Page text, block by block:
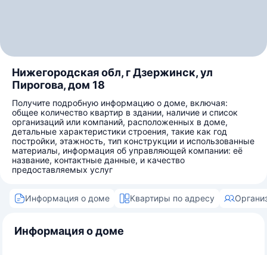
Нижегородская обл, г Дзержинск, ул
Пирогова, дом 18
Получите подробную информацию о доме, включая:
общее количество квартир в здании, наличие и список
организаций или компаний, расположенных в доме,
детальные характеристики строения, такие как год
постройки, этажность, тип конструкции и использованные
материалы, информация об управляющей компании: её
название, контактные данные, и качество
предоставляемых услуг
Информация о доме Квартиры по адресу
Информация о доме